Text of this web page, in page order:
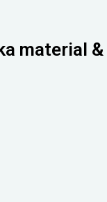
material